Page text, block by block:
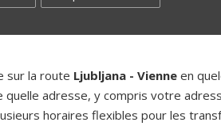
sur la route Ljubljana - Vienne en
adresse, y compris votre
horaires flexibles pour les